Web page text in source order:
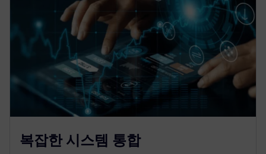
복잡한 시스템 통합